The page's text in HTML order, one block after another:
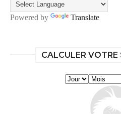
Powered by Translate
CALCULER